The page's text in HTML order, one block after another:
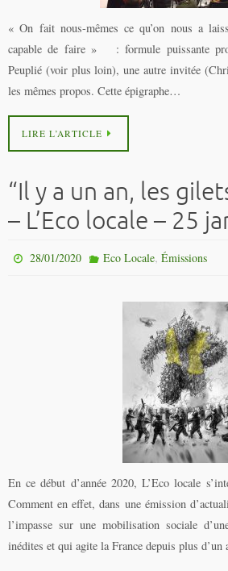
« On fait nous-mêmes ce qu’on nous a
capable de faire » : formule puissante
Peuplié (voir plus loin), une autre invitée
les mêmes propos. Cette épigraphe…
LIRE L’ARTICLE
“Il y a un an, les
– L’Eco locale – 25
28/01/2020 Eco Locale, Émissions
En ce début d’année 2020, L’Eco locale
Comment en effet, dans une émission
l’impasse sur une mobilisation sociale
inédites et qui agite la France depuis plus